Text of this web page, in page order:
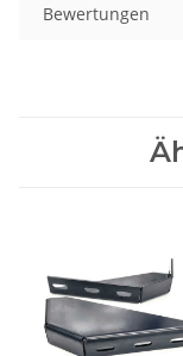
Bewertungen